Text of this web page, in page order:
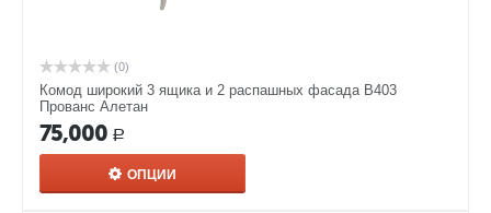
(0)
Комод широкий 3 ящика и 2 распашных фасада В403
Прованс Алетан
75,000 Р
ОПЦИИ